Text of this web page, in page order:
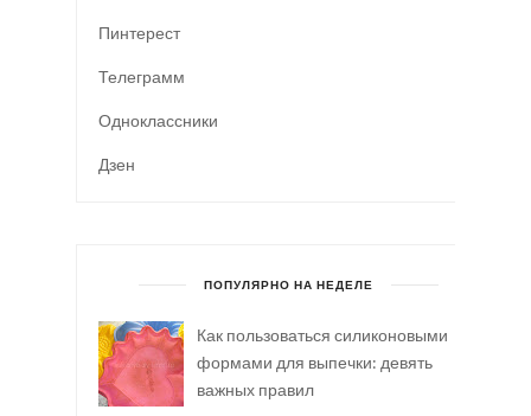
Пинтерест
Телеграмм
Одноклассники
Дзен
ПОПУЛЯРНО НА НЕДЕЛЕ
Как пользоваться силиконовыми
формами для выпечки: девять
важных правил